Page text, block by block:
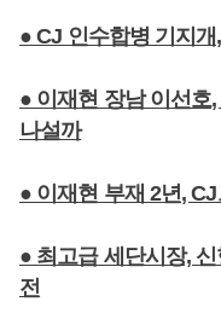
● CJ 인수합병 기지
● 이재현 장남 이선호
나설까
● 이재현 부재 2년,
● 최고급 세단시장,
전